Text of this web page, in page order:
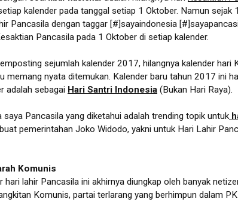
kalender pada tanggal setiap 1 Oktober. Namun sejak
Pancasila dengan taggar [#]sayaindonesia
Pancasila pada 1 Oktober di setiap kalender.
sejumlah kalender 2017, hilangnya kalender hari
memang nyata ditemukan. Kalender baru tahun 2017 ini
adalah sebagai Hari Santri Indonesia (Bukan Hari Raya).
Pancasila yang diketahui adalah trending topik untuk
pemerintahan Joko Widodo, yakni untuk Hari Lahir
Komunis
hari lahir Pancasila ini akhirnya diungkap oleh banyak
Komunis, partai terlarang yang berhimpun dalam